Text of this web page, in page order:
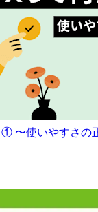
〜使いやすさの